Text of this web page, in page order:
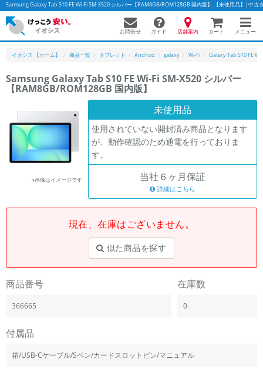
Samsung Galaxy Tab S10 FE Wi-Fi SM-X520 シルバー【RAM8GB/ROM128GB 国内版】 【未使用品】|中古
お問合せ ガイド 店舗案内 カート メニュー
イオシス 【ホーム】 商品一覧 タブレット Android galaxy Wi-Fi Galaxy Tab S10 FE
Samsung Galaxy Tab S10 FE Wi-Fi SM-X520 シルバー
【RAM8GB/ROM128GB 国内版】
※画像はイメージです
未使用品
使用されていない開封済み商品となります
が、動作確認のため通電を行っておりま
す。
当社６ヶ月保証
詳細はこちら
現在、在庫はございません。
似た商品を探す
商品番号
366665
在庫数
0
付属品
箱/USB-Cケーブル/Sペン/カードスロットピン/マニュアル
かんたんパソコン検索に切り替える
フリーワード
除外ワード
人気の検索ワード：Let's note
「スマートフォン」「タブレット」など
メーカー
「Apple」「SONY」「SHARP」など
機能・特徴